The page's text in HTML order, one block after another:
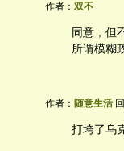
作者： 双不
同意，但
所谓模糊
作者： 随意生活
打垮了乌